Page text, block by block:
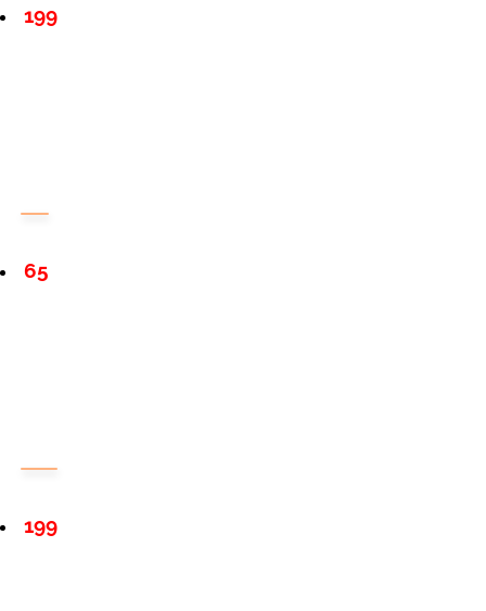
199
65
199